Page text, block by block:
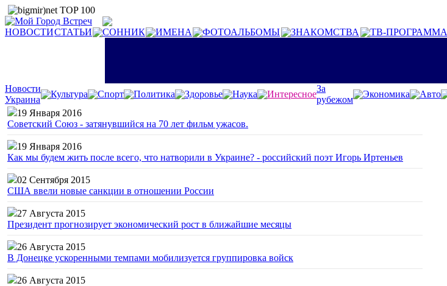
НОВОСТИСТАТЬИ СОННИК ИМЕНА ФОТОАЛЬБОМЫ ЗНАКОМСТВА ТВ-ПРОГРАММА
Новости
Украина
Культура Спорт Политика Здоровье Наука Интересное
За
рубежом
Экономика
Авто
19 Января 2016
Советский Союз - затянувшийся на 70 лет фильм ужасов.
19 Января 2016
Как мы будем жить после всего, что натворили в Украине? - российский поэт Игорь Иртеньев
02 Сентября 2015
США ввели новые санкции в отношении России
27 Августа 2015
Президент прогнозирует экономический рост в ближайшие месяцы
26 Августа 2015
В Донецке ускоренными темпами мобилизуется группировка войск
26 Августа 2015